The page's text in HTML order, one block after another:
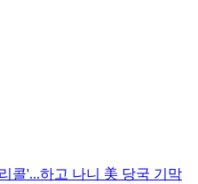
콜'...하고 나니 美 당국 기막